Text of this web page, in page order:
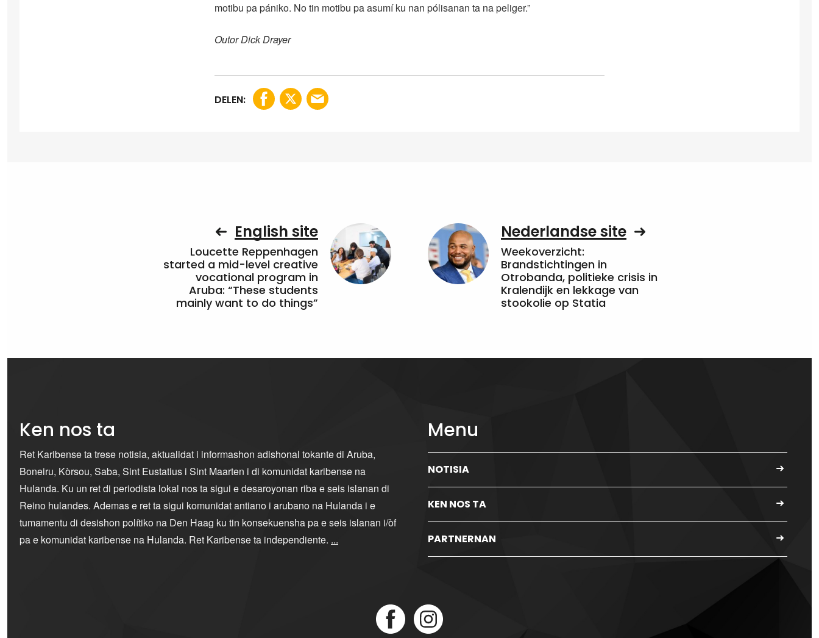
motibu pa pániko. No tin motibu pa asumí ku nan pólisanan ta na peliger.”
Outor Dick Drayer
DELEN:
English site
Loucette Reppenhagen
started a mid-level creative
vocational program in
Aruba: “These students
mainly want to do things”
Nederlandse site
Weekoverzicht:
Brandstichtingen in
Otrobanda, politieke crisis in
Kralendijk en lekkage van
stookolie op Statia
Ken nos ta
Ret Karibense ta trese notisia, aktualidat i informashon adishonal tokante di Aruba,
Boneiru, Kòrsou, Saba, Sint Eustatius i Sint Maarten i di komunidat karibense na
Hulanda. Ku un ret di periodista lokal nos ta sigui e desaroyonan riba e seis islanan di
Reino hulandes. Ademas e ret ta sigui komunidat antiano i arubano na Hulanda i e
tumamentu di desishon polítiko na Den Haag ku tin konsekuensha pa e seis islanan i/òf
pa e komunidat karibense na Hulanda. Ret Karibense ta independiente. ...
Menu
NOTISIA
KEN NOS TA
PARTNERNAN